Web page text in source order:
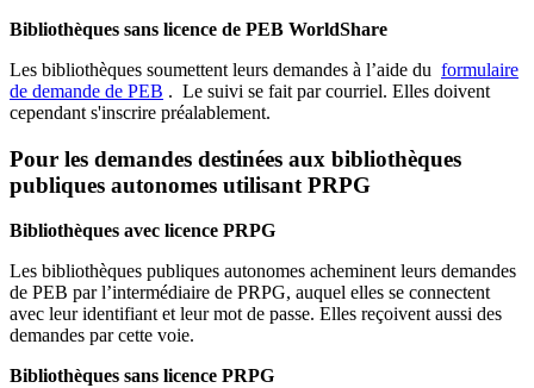
Bibliothèques sans licence de PEB WorldShare
Les bibliothèques soumettent leurs demandes à l’aide du formulaire
de demande de PEB . Le suivi se fait par courriel. Elles doivent
cependant s'inscrire préalablement.
Pour les demandes destinées aux bibliothèques
publiques autonomes utilisant PRPG
Bibliothèques avec licence PRPG
Les bibliothèques publiques autonomes acheminent leurs demandes
de PEB par l’intermédiaire de PRPG, auquel elles se connectent
avec leur identifiant et leur mot de passe. Elles reçoivent aussi des
demandes par cette voie.
Bibliothèques sans licence PRPG